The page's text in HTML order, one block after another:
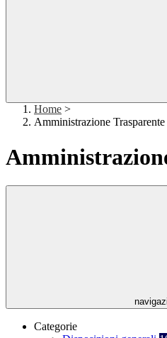
Home >
Amministrazione Trasparente
Categorie